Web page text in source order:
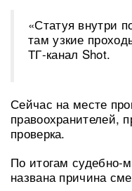
«Статуя внутри
там узкие
ТГ-канал Shot.
Сейчас на месте
правоохранителей,
проверка.
По итогам судебно-
названа причина